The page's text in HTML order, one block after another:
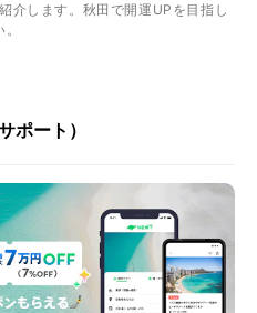
します。秋田で開運UPを目指し
ポート）